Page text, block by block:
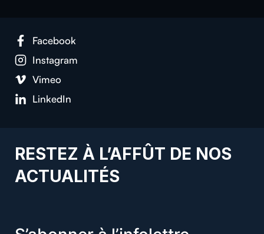
Face­book
Insta­gram
Vimeo
LinkedIn
RESTEZ À L’AFFÛT DE NOS
ACTUALITÉS